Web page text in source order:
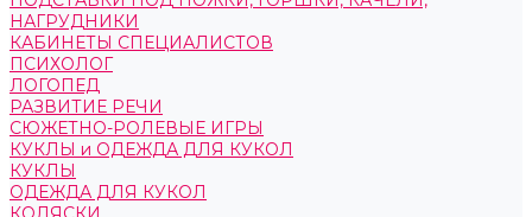
НАГРУДНИКИ
КАБИНЕТЫ СПЕЦИАЛИСТОВ
ПСИХОЛОГ
ЛОГОПЕД
РАЗВИТИЕ РЕЧИ
СЮЖЕТНО-РОЛЕВЫЕ ИГРЫ
КУКЛЫ и ОДЕЖДА ДЛЯ КУКОЛ
КУКЛЫ
ОДЕЖДА ДЛЯ КУКОЛ